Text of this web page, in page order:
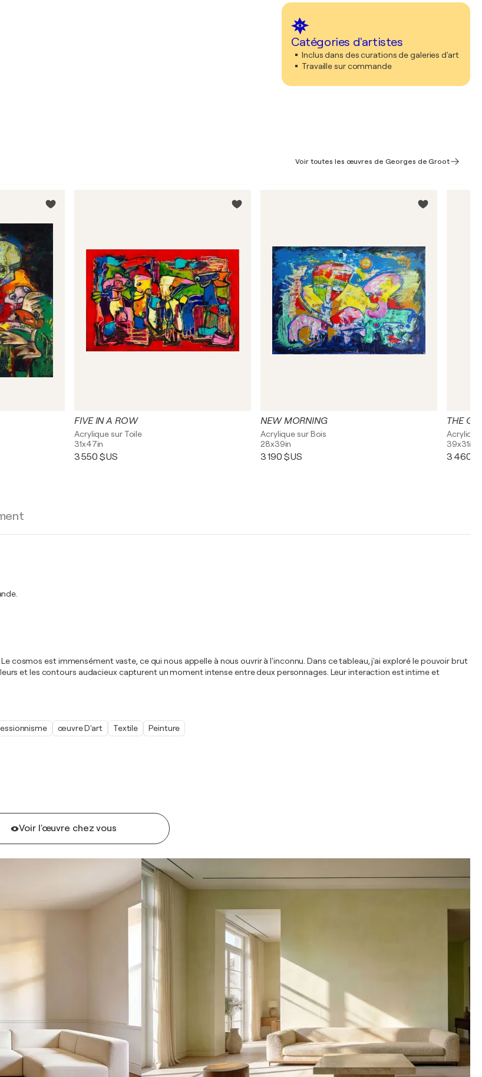
Catégories d'artistes
Inclus dans des curations de galeries d'art
Travaille sur commande
Voir l'œuvre chez vous
Voir toutes les œuvres de Georges de Groot
FIVE IN A ROW
Acrylique sur Toile
31x47in
3 550 $US
NEW MORNING
Acrylique sur Bois
28x39in
3 190 $US
THE
39x31in
3 460
cosmos est immensément vaste, ce qui nous appelle à nous ouvrir à l'inconnu. Dans ce tableau, j'ai exploré le pouvoir brut
et les contours audacieux capturent un moment intense entre deux personnages. Leur interaction est intime et
œuvre D'art Textile Peinture